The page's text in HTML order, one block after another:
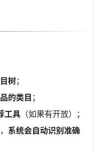
树；
的类目 ；
工具 （如果有开放）；
系统会自动识别准确